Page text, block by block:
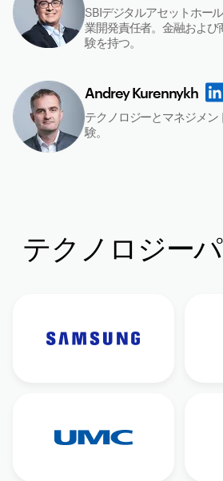
SBIデジタルアセットホー
業開発責任者。金融およ
験を持つ。
Andrey Kurennykh
テクノロジーとマネジメ
験。
テクノロジー